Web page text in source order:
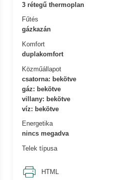
3 rétegű thermoplan
Fűtés
gázkazán
Komfort
duplakomfort
Közműállapot
csatorna: bekötve
gáz: bekötve
villany: bekötve
víz: bekötve
Energetika
nincs megadva
Telek típusa
HTML